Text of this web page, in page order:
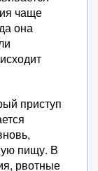
чаще
она
приступ
пищу. В
рвотные